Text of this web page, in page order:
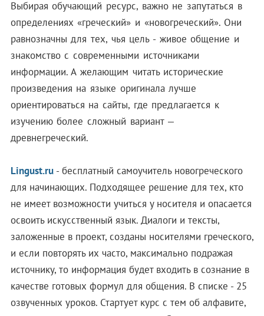
Выбирая обучающий ресурс, важно не запутаться в
определениях «греческий» и «новогреческий». Они
равнозначны для тех, чья цель - живое общение и
знакомство с современными источниками
информации. А желающим читать исторические
произведения на языке оригинала лучше
ориентироваться на сайты, где предлагается к
изучению более сложный вариант —
древнегреческий.
Lingust.ru- бесплатный самоучитель новогреческого
для начинающих. Подходящее решение для тех, кто
не имеет возможности учиться у носителя и опасается
освоить искусственный язык. Диалоги и тексты,
заложенные в проект, созданы носителями греческого,
и если повторять их часто, максимально подражая
источнику, то информация будет входить в сознание в
качестве готовых формул для общения. В списке - 25
озвученных уроков. Стартует курс с тем об алфавите,